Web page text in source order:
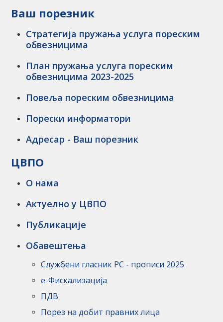
Ваш порезник
Стратегија пружања услуга пореским
обвезницима
План пружања услуга пореским
обвезницима 2023-2025
Повеља пореским обвезницима
Порески информатори
Адресар - Ваш порезник
ЦВПО
О нама
Актуелно у ЦВПО
Публикације
Обавештења
Службени гласник РС - прописи 2025
е-Фискализација
ПДВ
Порез на добит правних лица